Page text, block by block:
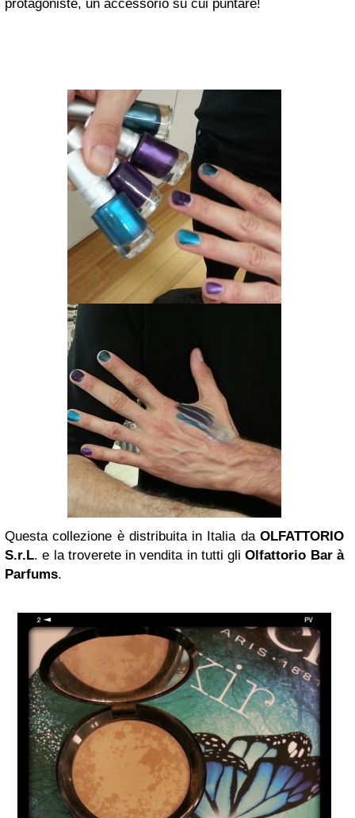
protagoniste, un accessorio su cui puntare!
Questa collezione è distribuita in Italia da OLFATTORIO
S.r.L. e la troverete in vendita in tutti gliOlfattorio Bar à
Parfums.